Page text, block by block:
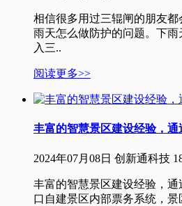
相信很多用过三辊闸的朋友
雨天怎么做防护的问题。下
入三..
阅读更多>>
丰富的智慧景区建设经验，
2024年07月08日 创新通科技
丰富的智慧景区建设经验，
口自建景区内部票务系统，